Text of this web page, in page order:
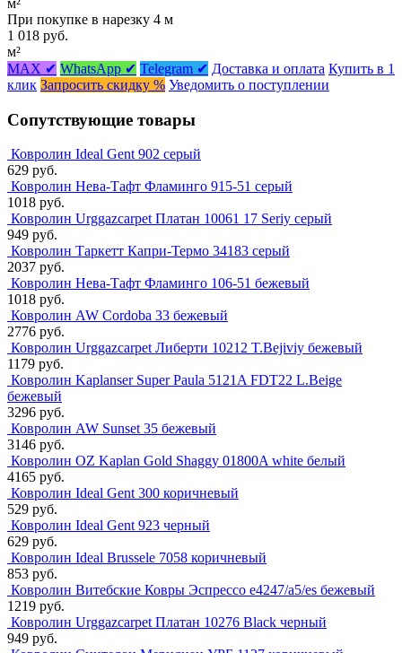
При покупке в нарезку 4 м
1 018 руб.
м²
MAX ✔ WhatsApp ✔ Telegram ✔ Доставка и оплата Купить в 1
клик Запросить скидку % Уведомить о поступлении
Сопутствующие товары
Ковролин Ideal Gent 902 серый
629 руб.
Ковролин Нева-Тафт Фламинго 915-51 серый
1018 руб.
Ковролин Urggazcarpet Платан 10061 17 Seriy серый
949 руб.
Ковролин Таркетт Капри-Термо 34183 серый
2037 руб.
Ковролин Нева-Тафт Фламинго 106-51 бежевый
1018 руб.
Ковролин AW Cordoba 33 бежевый
2776 руб.
Ковролин Urggazcarpet Либерти 10212 T.Bejiviy бежевый
1179 руб.
Ковролин Kaplanser Super Paula 5121A FDT22 L.Beige
бежевый
3296 руб.
Ковролин AW Sunset 35 бежевый
3146 руб.
Ковролин OZ Kaplan Gold Shaggy 01800A white белый
4165 руб.
Ковролин Ideal Gent 300 коричневый
529 руб.
Ковролин Ideal Gent 923 черный
629 руб.
Ковролин Ideal Brussele 7058 коричневый
853 руб.
Ковролин Витебские Ковры Эспрессо e4247/a5/es бежевый
1219 руб.
Ковролин Urggazcarpet Платан 10276 Black черный
949 руб.